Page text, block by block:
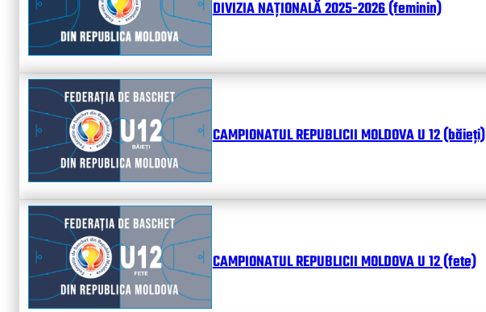
DIVIZIA NAȚIONALĂ 2025-2026 (feminin)
CAMPIONATUL REPUBLICII MOLDOVA U 12 (băieți)
CAMPIONATUL REPUBLICII MOLDOVA U 12 (fete)